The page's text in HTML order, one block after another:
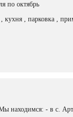
по октябрь
, кухня , парковка ,
находимся: - в с.